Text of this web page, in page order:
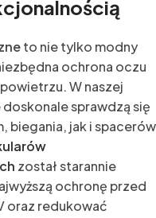
to nie tylko modny
ochrona oczu
W naszej
sprawdzą się
biegania, jak i spacerów
został starannie
ochronę przed
oraz redukować